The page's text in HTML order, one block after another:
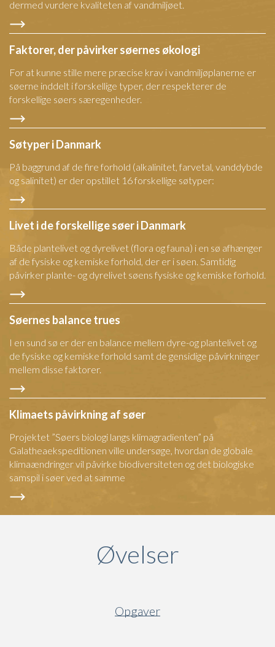
dermed vurdere kvaliteten af vandmiljøet.
Faktorer, der påvirker søernes økologi
For at kunne stille mere præcise krav i vandmiljøplanerne er
søerne inddelt i forskellige typer, der respekterer de
forskellige søers særegenheder.
Søtyper i Danmark
På baggrund af de fire forhold (alkalinitet, farvetal, vanddybde
og salinitet) er der opstillet 16 forskellige søtyper:
Livet i de forskellige søer i Danmark
Både plantelivet og dyrelivet (flora og fauna) i en sø afhænger
af de fysiske og kemiske forhold, der er i søen. Samtidig
påvirker plante- og dyrelivet søens fysiske og kemiske forhold.
Søernes balance trues
I en sund sø er der en balance mellem dyre-og plantelivet og
de fysiske og kemiske forhold samt de gensidige påvirkninger
mellem disse faktorer.
Klimaets påvirkning af søer
Projektet ”Søers biologi langs klimagradienten” på
Galatheaekspeditionen ville undersøge, hvordan de globale
klimaændringer vil påvirke biodiversiteten og det biologiske
samspil i søer ved at samme
Øvelser
Opgaver